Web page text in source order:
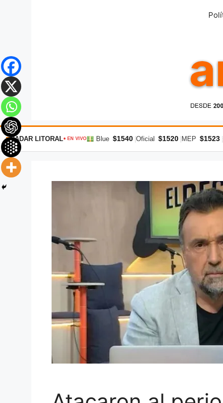
RADAR LITORAL● EN VIVO Blue $1540 Oficial $1520 MEP $1523